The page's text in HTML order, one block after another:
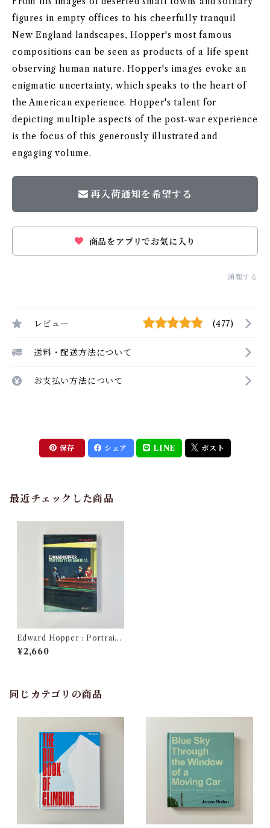
figures in empty offices to his cheerfully tranquil
New England landscapes, Hopper's most famous
compositions can be seen as products of a life spent
observing human nature. Hopper's images evoke an
enigmatic uncertainty, which speaks to the heart of
the American experience. Hopper's talent for
depicting multiple aspects of the post-war experience
is the focus of this generously illustrated and
engaging volume.
再入荷通知を希望する
商品をアプリでお気に入り
通報する
レビュー (477)
送料・配送方法について
お支払い方法について
保存 シェア LINE ポスト
最近チェックした商品
Edward Hopper : Portraits
of America
¥2,660
同じカテゴリの商品